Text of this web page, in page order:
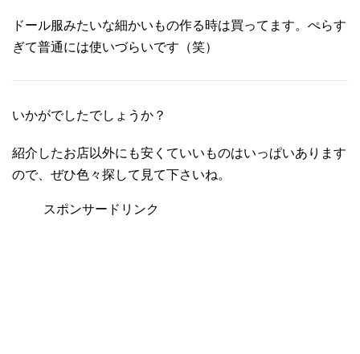
ドール服みたいな細かいもの作る時は買ってます。ぺらす
ぎて普通には使いづらいです（笑）
いかがでしたでしょうか？
紹介したお店以外にも安くていいものはいっぱいあります
ので、ぜひ色々探して見て下さいね。
スポンサードリンク